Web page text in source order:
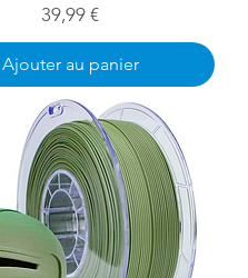
Prix
39,99 €
Ajouter au panier